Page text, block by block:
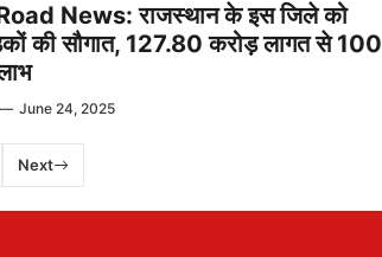
News: राजस्थान के इस जिले को
की सौगात, 127.80 करोड़ लागत से 100
— June 24, 2025
Next